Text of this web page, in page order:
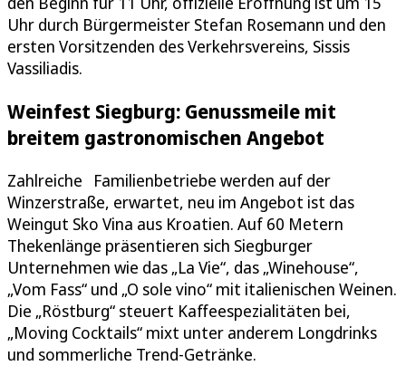
Uhr durch Bürgermeister Stefan Rosemann und den
ersten Vorsitzenden des Verkehrsvereins, Sissis
Vassiliadis.
Weinfest Siegburg: Genussmeile mit
breitem gastronomischen Angebot
Zahlreiche Familienbetriebe werden auf der
Winzerstraße, erwartet, neu im Angebot ist das
Weingut Sko Vina aus Kroatien. Auf 60 Metern
Thekenlänge präsentieren sich Siegburger
Unternehmen wie das „La Vie“, das „Winehouse“,
„Vom Fass“ und „O sole vino“ mit italienischen Weinen.
Die „Röstburg“ steuert Kaffeespezialitäten bei,
„Moving Cocktails“ mixt unter anderem Longdrinks
und sommerliche Trend-Getränke.